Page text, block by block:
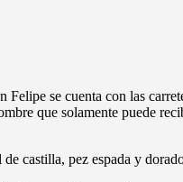
se cuenta con las
que solamente puede
castilla, pez espada y